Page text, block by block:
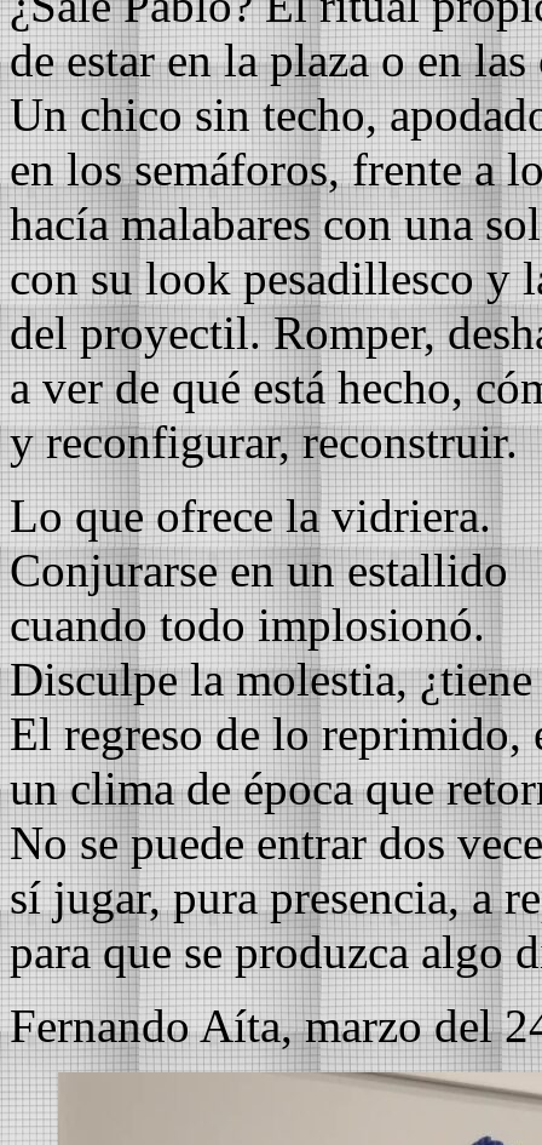
de estar en la plaza o en las
Un chico sin techo,
en los semáforos, frente a
hacía malabares con una
con su look pesadillesco y
del proyectil. Romper,
a ver de qué está hecho,
y reconfigurar, reconstruir.
Lo que ofrece la vidriera.
Conjurarse en un estallido
cuando todo implosionó.
Disculpe la molestia,
El regreso de lo reprimido,
un clima de época que
No se puede entrar dos
sí jugar, pura presencia, a
para que se produzca algo
Fernando Aíta, marzo del